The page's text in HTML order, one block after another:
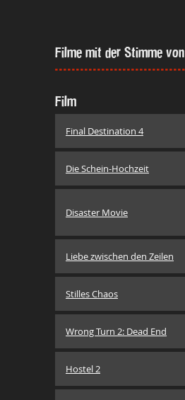
Filme mit der Stimme
Film
Final Destination 4
Die Schein-Hochzeit
Disaster Movie
Liebe zwischen den Zeilen
Stilles Chaos
Wrong Turn 2: Dead End
Hostel 2